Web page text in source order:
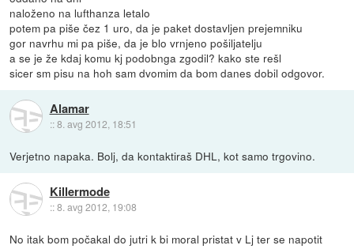
naloženo na lufthanza letalo
potem pa piše čez 1 uro, da je paket dostavljen prejemniku
gor navrhu mi pa piše, da je blo vrnjeno pošiljatelju
a se je že kdaj komu kj podobnga zgodil? kako ste rešl
sicer sm pisu na hoh sam dvomim da bom danes dobil odgovor.
Alamar
::8. avg 2012, 18:51
Verjetno napaka. Bolj, da kontaktiraš DHL, kot samo trgovino.
Killermode
::8. avg 2012, 19:08
No itak bom počakal do jutri k bi moral pristat v Lj ter se napotit